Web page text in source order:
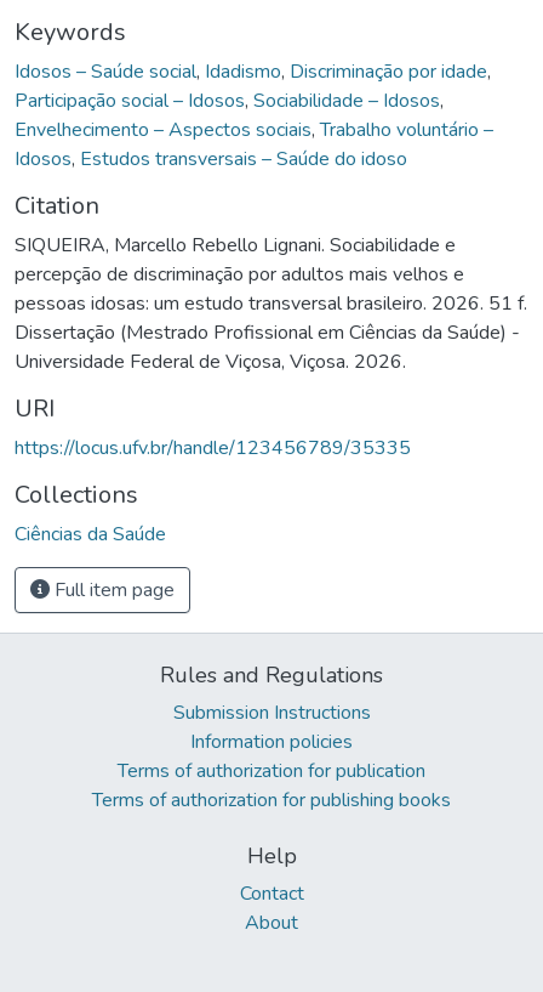
Keywords
Idosos – Saúde social, Idadismo, Discriminação por idade,
Participação social – Idosos, Sociabilidade – Idosos,
Envelhecimento – Aspectos sociais,Trabalho voluntário –
Idosos, Estudos transversais – Saúde do idoso
Citation
SIQUEIRA, Marcello Rebello Lignani. Sociabilidade e
percepção de discriminação por adultos mais velhos e
pessoas idosas: um estudo transversal brasileiro. 2026. 51 f.
Dissertação (Mestrado Profissional em Ciências da Saúde) -
Universidade Federal de Viçosa, Viçosa. 2026.
URI
https://locus.ufv.br/handle/123456789/35335
Collections
Ciências da Saúde
Full item page
Rules and Regulations
Submission Instructions
Information policies
Terms of authorization for publication
Terms of authorization for publishing books
Help
Contact
About